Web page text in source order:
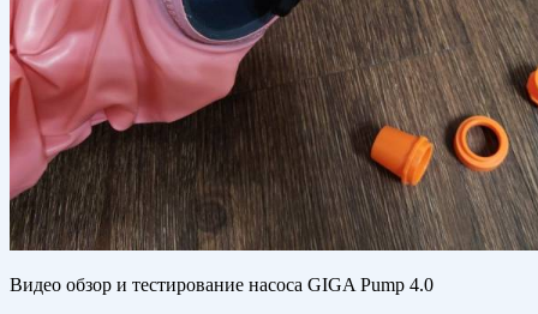
Видео обзор и тестирование насоса GIGA Pump 4.0